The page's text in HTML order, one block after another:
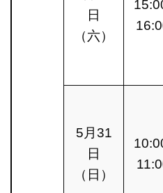
日
（六）
5月31
日
（日）